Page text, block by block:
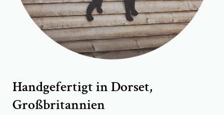
Handgefertigt in Dorset,
Großbritannien